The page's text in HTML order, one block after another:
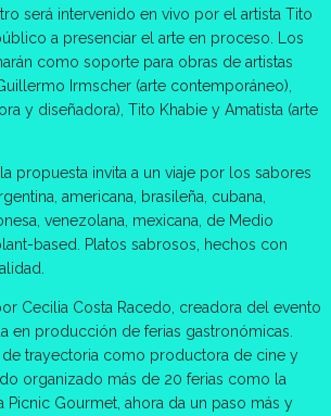
será intervenido en vivo por el artista Tito
a presenciar el arte en proceso. Los
como soporte para obras de artistas
Irmscher (arte contemporáneo),
y diseñadora), Tito Khabie y Amatista (arte
propuesta invita a un viaje por los sabores
americana, brasileña, cubana,
venezolana, mexicana, de Medio
based. Platos sabrosos, hechos con
Cecilia Costa Racedo, creadora del evento
en producción de ferias gastronómicas.
de trayectoria como productora de cine y
organizado más de 20 ferias como la
Picnic Gourmet, ahora da un paso más y